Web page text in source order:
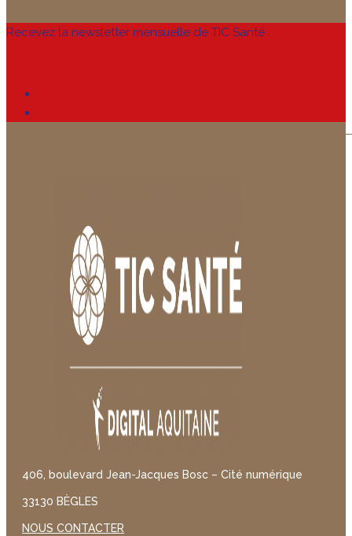
Recevez la newsletter mensuelle de TIC Santé
406, boulevard Jean-Jacques Bosc – Cité numérique
33130 BÈGLES
NOUS CONTACTER